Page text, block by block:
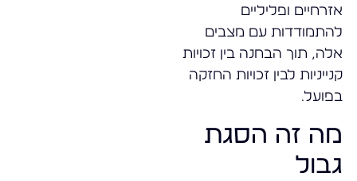
אזרחיים ופליליים
להתמודדות עם מצבים
אלה, תוך הבחנה בין זכויות
קנייניות לבין זכויות החזקה
בפועל.
מה זה הסגת
גבול